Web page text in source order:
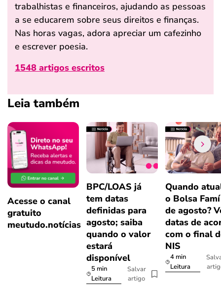
trabalhistas e financeiros, ajudando as pessoas
a se educarem sobre seus direitos e finanças.
Nas horas vagas, adora apreciar um cafezinho
e escrever poesia.
1548 artigos escritos
Leia também
Acesse o canal
gratuito
meutudo.notícias
BPC/LOAS já
tem datas
definidas para
agosto; saiba
quando o valor
estará
disponível
5 min
Leitura
Salvar
artigo
Quando
o Bolsa
de agosto?
datas de
com o final
NIS
4 min
Leitura